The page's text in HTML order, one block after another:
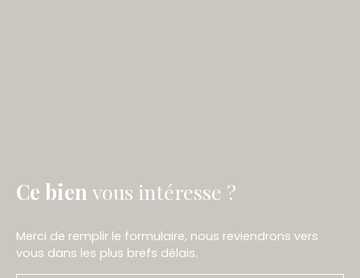
Ce bien vous intéresse ?
Merci de remplir le formulaire, nous reviendrons vers
vous dans les plus brefs délais.